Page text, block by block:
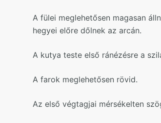
A fülei meglehetősen magasan
hegyei előre dőlnek az arcán.
A kutya teste első ránézésre a
A farok meglehetősen rövid.
Az első végtagjai mérsékelten